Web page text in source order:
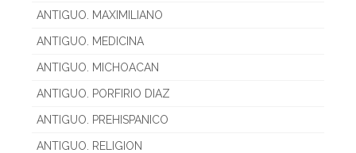
ANTIGUO. MAXIMILIANO
ANTIGUO. MEDICINA
ANTIGUO. MICHOACAN
ANTIGUO. PORFIRIO DIAZ
ANTIGUO. PREHISPANICO
ANTIGUO. RELIGION